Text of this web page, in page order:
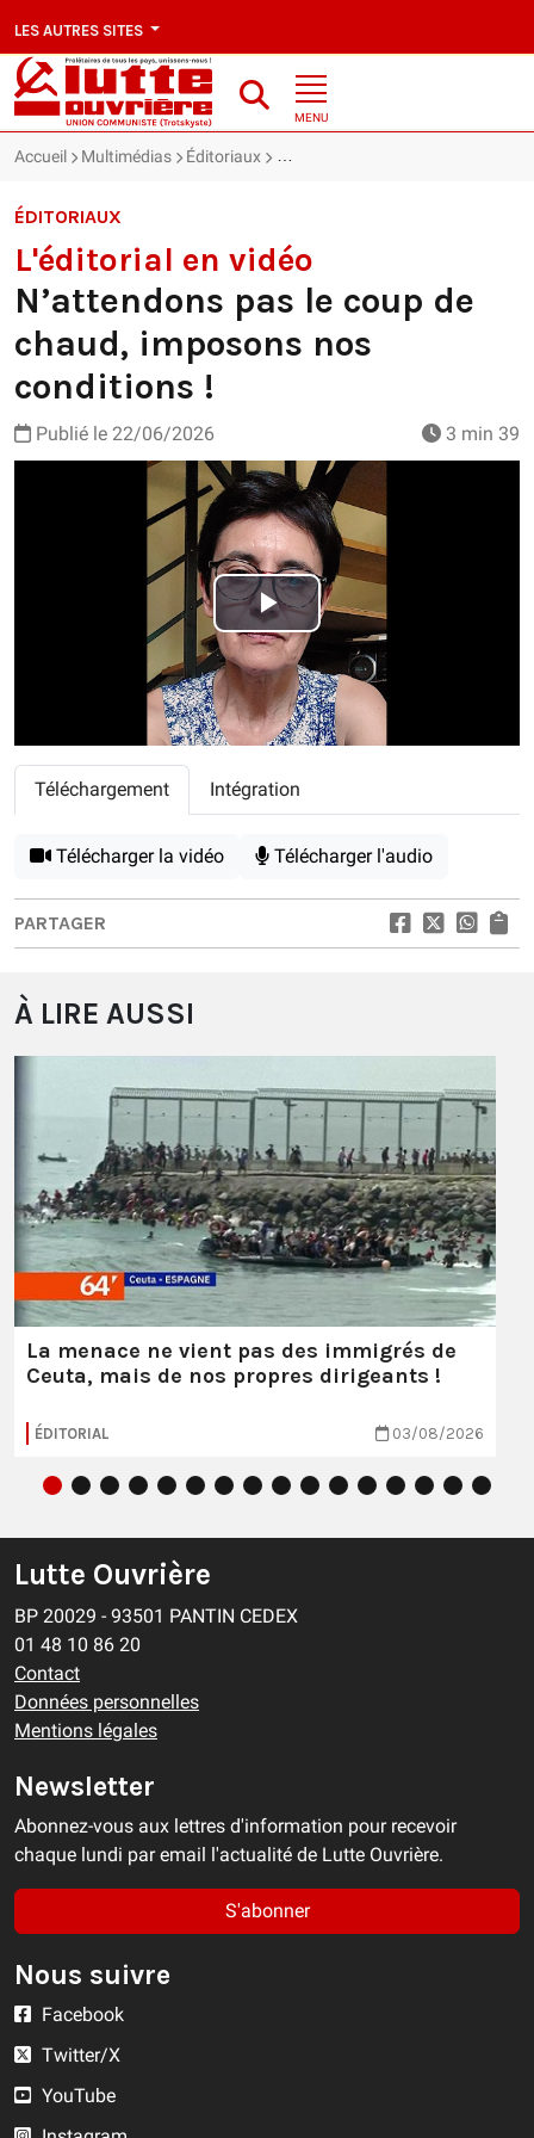
LES AUTRES SITES
MENU
Accueil Multimédias Éditoriaux L'éditorial en vidéo : N’attendons
ÉDITORIAUX
L'éditorial en vidéo
N’attendons pas le coup de
chaud, imposons nos
conditions !
Publié le 22/06/2026 3 min 39
Play
Video
Téléchargement Intégration
Télécharger la vidéo Télécharger l'audio
PARTAGER
À LIRE AUSSI
La menace ne vient pas des immigrés de
Ceuta, mais de nos propres dirigeants !
ÉDITORIAL 03/08/2026
Lutte Ouvrière
BP 20029 - 93501 PANTIN CEDEX
01 48 10 86 20
Contact
Données personnelles
Mentions légales
Newsletter
Abonnez-vous aux lettres d'information pour recevoir
chaque lundi par email l'actualité de Lutte Ouvrière.
S'abonner
Nous suivre
Facebook
Twitter/X
YouTube